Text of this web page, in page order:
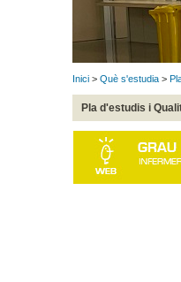
Inici > Què s'estudia >
Pla d'estudis i